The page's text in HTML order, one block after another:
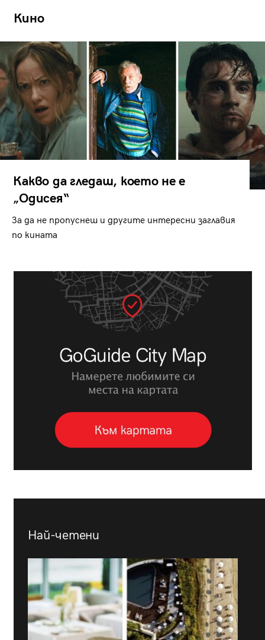
Кино
Какво да гледаш, което не е
„Одисея“
За да не пропуснеш и другите интересни заглавия
по кината
Най-четени